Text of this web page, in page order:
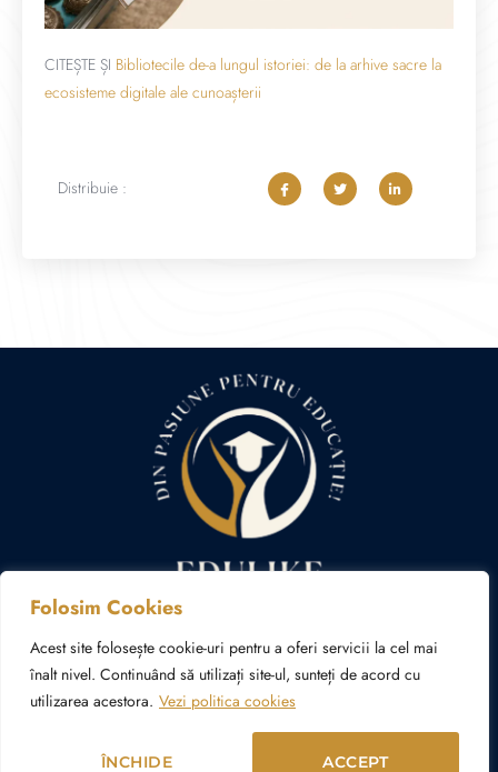
Folosim Cookies
Acest site folosește cookie-uri pentru a oferi servicii la cel mai
înalt nivel. Continuând să utilizați site-ul, sunteți de acord cu
utilizarea acestora. Vezi politica cookies
ÎNCHIDE ACCEPT
CITEȘTE ȘI Bibliotecile de-a lungul istoriei: de la arhive sacre la
ecosisteme digitale ale cunoașterii
Distribuie :
Politica de confidențialitate
proiectului
WAcademy.ro